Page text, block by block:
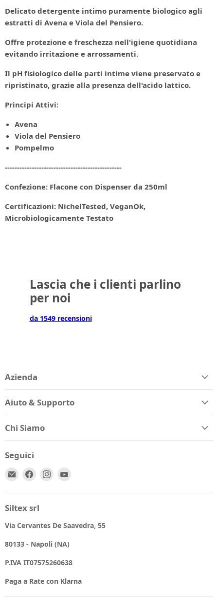
Delicato detergente intimo puramente biologico agli
estratti di Avena e Viola del Pensiero.
Offre protezione e freschezza nell'igiene quotidiana
evitando irritazione e arrossamenti.
Il pH fisiologico delle parti intime viene preservato e
ripristinato, grazie alla presenza dell'acido lattico.
Principi Attivi:
Avena
Viola del Pensiero
Pompelmo
------------------------------------------------
Confezione: Flacone con Dispenser da 250ml
Certificazioni: NichelTested, VeganOk,
Microbiologicamente Testato
Lascia che i clienti parlino
per noi
da 1549 recensioni
Azienda
Aiuto & Supporto
Chi Siamo
Seguici
Email
Trovaci Trovaci
Siltex srl
Via Cervantes De Saavedra, 55
80133 - Napoli (NA)
P.IVA IT07575260638
Paga a Rate con Klarna